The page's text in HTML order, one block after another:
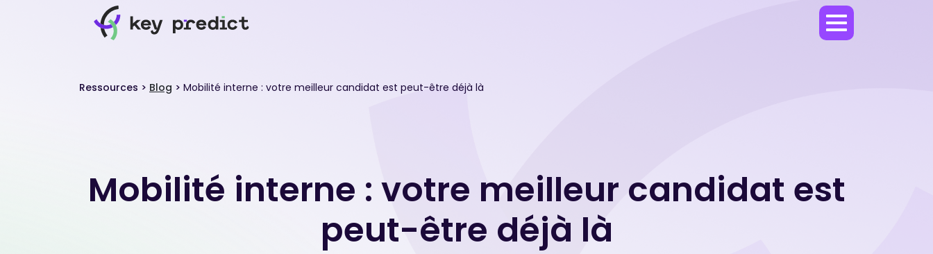
Ressources > Blog > Mobilité interne : votre meilleur candidat est peut-être déjà là
Mobilité interne : votre meilleur candidat est
peut-être déjà là